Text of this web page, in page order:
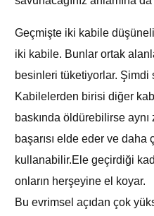
Geçmişte iki kabile
iki kabile. Bunlar ortak
besinleri tüketiyorlar. Şimdi
Kabilelerden birisi diğer
baskında öldürebilirse
başarısı elde eder ve daha
kullanabilir.Ele geçirdiği
onların herşeyine el koyar.
Bu evrimsel açıdan çok